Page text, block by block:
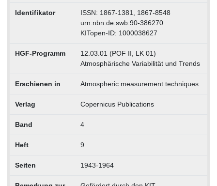
Identifikator
ISSN: 1867-1381, 1867-8548
urn:nbn:de:swb:90-386270
KITopen-ID: 1000038627
HGF-Programm
12.03.01 (POF II, LK 01)
Atmosphärische Variabilität und Trends
Erschienen in Atmospheric measurement techniques
Verlag Copernicus Publications
Band 4
Heft 9
Seiten 1943-1964